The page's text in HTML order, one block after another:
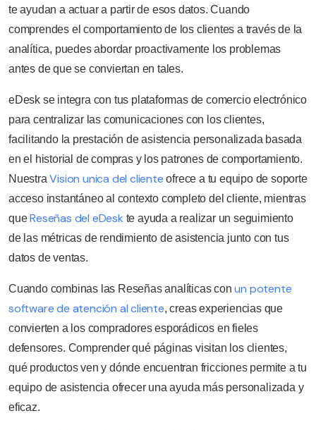
te ayudan a actuar a partir de esos datos. Cuando
comprendes el comportamiento de los clientes a través de la
analítica, puedes abordar proactivamente los problemas
antes de que se conviertan en tales.
eDesk se integra con tus plataformas de comercio electrónico
para centralizar las comunicaciones con los clientes,
facilitando la prestación de asistencia personalizada basada
en el historial de compras y los patrones de comportamiento.
Nuestra Vision unica del cliente ofrece a tu equipo de soporte
acceso instantáneo al contexto completo del cliente, mientras
que Reseñas del eDesk te ayuda a realizar un seguimiento
de las métricas de rendimiento de asistencia junto con tus
datos de ventas.
Cuando combinas las Reseñas analíticas con un potente
software de atención al cliente, creas experiencias que
convierten a los compradores esporádicos en fieles
defensores. Comprender qué páginas visitan los clientes,
qué productos ven y dónde encuentran fricciones permite a tu
equipo de asistencia ofrecer una ayuda más personalizada y
eficaz.